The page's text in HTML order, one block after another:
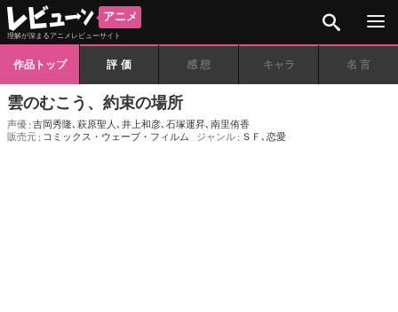
アニメ
理解が深まるアニメレビューサイト
作品トップ 評価 感想 キャラ 名言
雲のむこう、約束の場所
声優 吉岡秀隆､ 萩原聖人 ､ 井上和彦､ 石塚運昇､ 南里侑香
販売元
コミックス・ウェーブ・フィルム ジャンル ＳＦ ､ 恋愛